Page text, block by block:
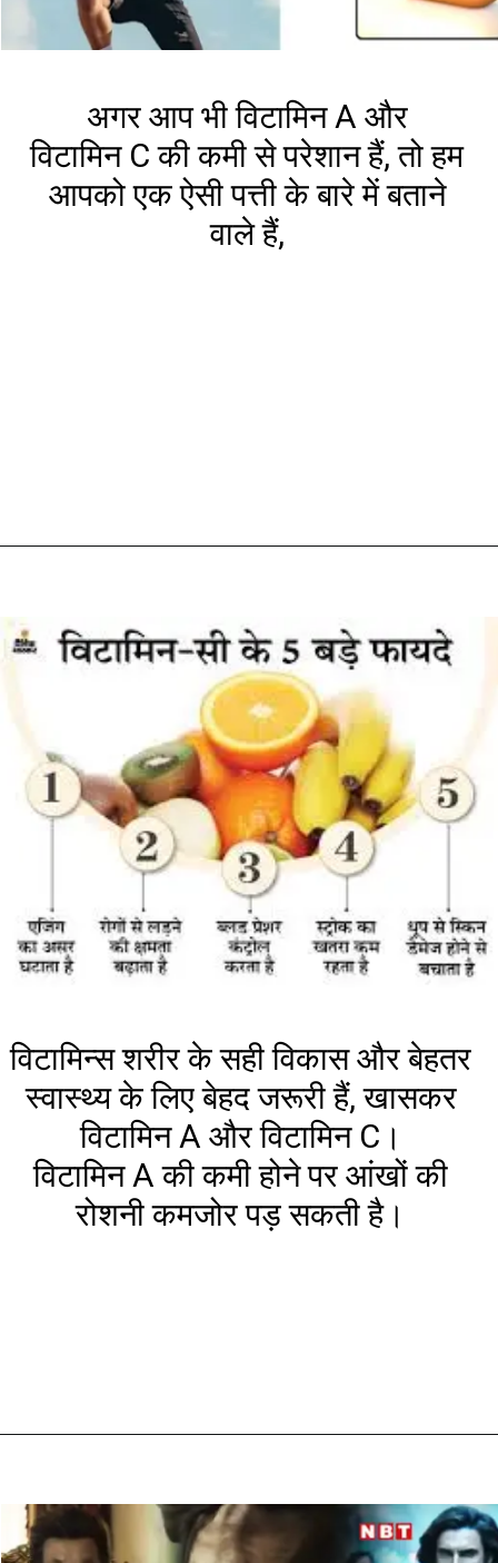
अगर आप भी विटामिन A और
विटामिन C की कमी से परेशान हैं, तो हम
आपको एक ऐसी पत्ती के बारे में बताने
वाले हैं,
विटामिन्स शरीर के सही विकास और बेहतर
स्वास्थ्य के लिए बेहद जरूरी हैं, खासकर
विटामिन A और विटामिन C।
विटामिन A की कमी होने पर आंखों की
रोशनी कमजोर पड़ सकती है।